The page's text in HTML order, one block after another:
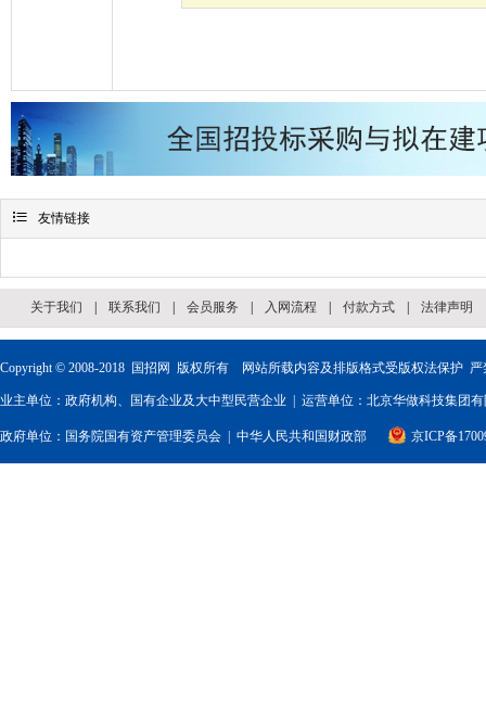
 友情链接
关于我们 联系我们 会员服务 入网流程 付款方式 法律声明
Copyright © 2008-2018 国招网 版权所有 网站所载内容及排版格式受版权法保护 严
业主单位：政府机构、国有企业及大中型民营企业 | 运营单位：北京华做科技集团
政府单位： 国务院国有资产管理委员会 中华人民共和国财政部 京ICP备